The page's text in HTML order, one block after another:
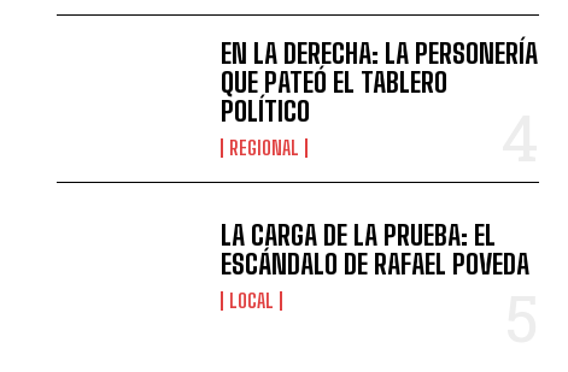
EN LA DERECHA: LA PERSONERÍA
QUE PATEÓ EL TABLERO
POLÍTICO
REGIONAL
LA CARGA DE LA PRUEBA: EL
ESCÁNDALO DE RAFAEL POVEDA
LOCAL